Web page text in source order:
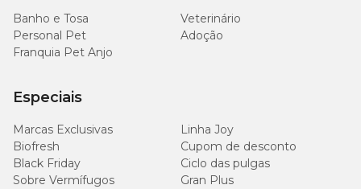
Banho e Tosa
Veterinário
Personal Pet
Adoção
Franquia Pet Anjo
Especiais
Marcas Exclusivas
Linha Joy
Biofresh
Cupom de desconto
Black Friday
Ciclo das pulgas
Sobre Vermífugos
Gran Plus